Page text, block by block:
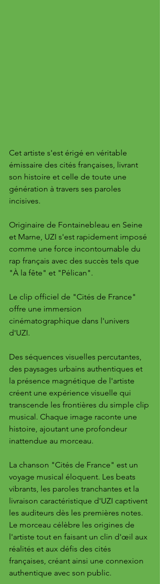
Cet artiste s'est érigé en véritable
émissaire des cités françaises, livrant
son histoire et celle de toute une
génération à travers ses paroles
incisives.
Originaire de Fontainebleau en Seine
et Marne, UZI s'est rapidement imposé
comme une force incontournable du
rap français avec des succès tels que
"À la fête" et "Pélican".
Le clip officiel de "Cités de France"
offre une immersion
cinématographique dans l'univers
d'UZI.
Des séquences visuelles percutantes,
des paysages urbains authentiques et
la présence magnétique de l'artiste
créent une expérience visuelle qui
transcende les frontières du simple clip
musical. Chaque image raconte une
histoire, ajoutant une profondeur
inattendue au morceau.
La chanson "Cités de France" est un
voyage musical éloquent. Les beats
vibrants, les paroles tranchantes et la
livraison caractéristique d'UZI captivent
les auditeurs dès les premières notes.
Le morceau célèbre les origines de
l'artiste tout en faisant un clin d'œil aux
réalités et aux défis des cités
françaises, créant ainsi une connexion
authentique avec son public.